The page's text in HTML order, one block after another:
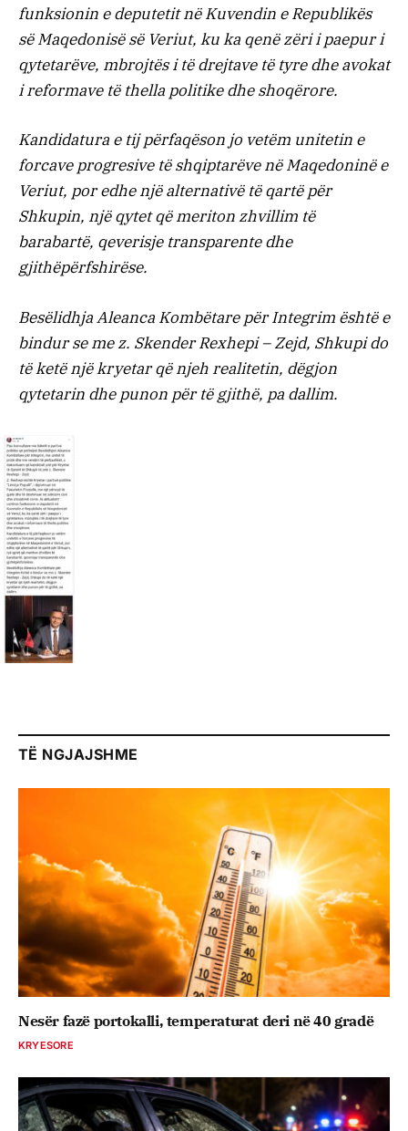
funksionin e deputetit në Kuvendin e Republikës
së Maqedonisë së Veriut, ku ka qenë zëri i paepur i
qytetarëve, mbrojtës i të drejtave të tyre dhe avokat
i reformave të thella politike dhe shoqërore.
Kandidatura e tij përfaqëson jo vetëm unitetin e
forcave progresive të shqiptarëve në Maqedoninë e
Veriut, por edhe një alternativë të qartë për
Shkupin, një qytet që meriton zhvillim të
barabartë, qeverisje transparente dhe
gjithëpërfshirëse.
Besëlidhja Aleanca Kombëtare për Integrim është e
bindur se me z. Skender Rexhepi – Zejd, Shkupi do
të ketë një kryetar që njeh realitetin, dëgjon
qytetarin dhe punon për të gjithë, pa dallim.
TË NGJAJSHME
Nesër fazë portokalli, temperaturat deri në 40 gradë
KRYESORE